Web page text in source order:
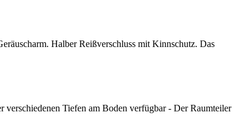
Halber Reißverschluss mit Kinnschutz. Das
Tiefen am Boden verfügbar - Der Raumteiler